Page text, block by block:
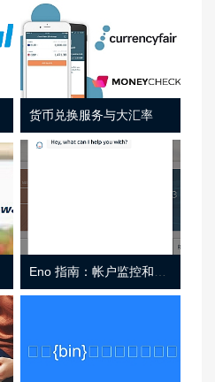
货币兑换服务与大汇率